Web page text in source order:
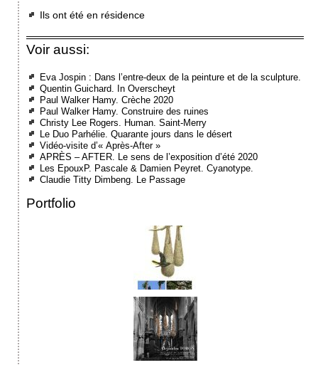
Ils ont été en résidence
Voir aussi:
Eva Jospin : Dans l’entre-deux de la peinture et de la sculpture.
Quentin Guichard. In Overscheyt
Paul Walker Hamy. Crèche 2020
Paul Walker Hamy. Construire des ruines
Christy Lee Rogers. Human. Saint-Merry
Le Duo Parhélie. Quarante jours dans le désert
Vidéo-visite d’« Après-After »
APRÈS – AFTER. Le sens de l’exposition d’été 2020
Les EpouxP. Pascale & Damien Peyret. Cyanotype.
Claudie Titty Dimbeng. Le Passage
Portfolio